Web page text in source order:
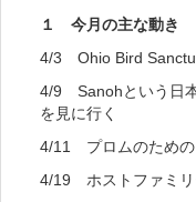
１ 今月の主な動き
4/3 Ohio Bird
4/9 Sanohという日
を見に行く
4/11 プロムのための
4/19 ホストファミリ